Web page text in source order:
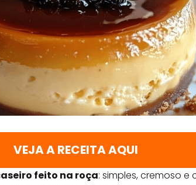
VEJA A RECEITA AQUI
feito na roça: simples, cremoso